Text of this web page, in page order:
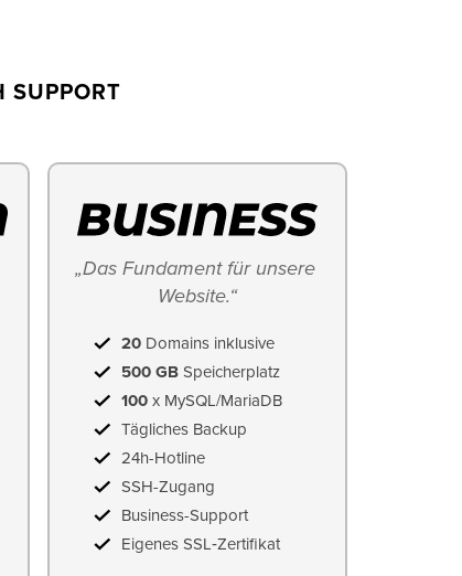
SUPPORT
„Das Fundament für unsere
Website.“
20 Domains inklusive
500 GB Speicherplatz
100 x MySQL/MariaDB
Tägliches Backup
24h-Hotline
SSH-Zugang
Business-Support
Eigenes SSL‑Zertifikat